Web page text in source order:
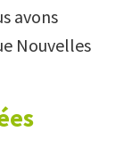
avons
Nouvelles